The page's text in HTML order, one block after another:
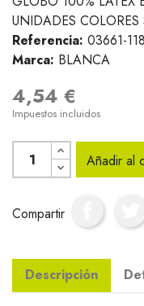
UNIDADES COLORES
Referencia: 03661-
Marca: BLANCA
4,54 €
Impuestos incluidos
Añadir al
Compartir
Descripción